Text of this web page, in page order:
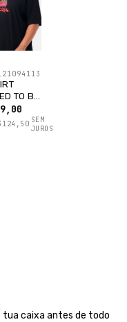
TO BE
SEM
JUROS
tua caixa antes de todo